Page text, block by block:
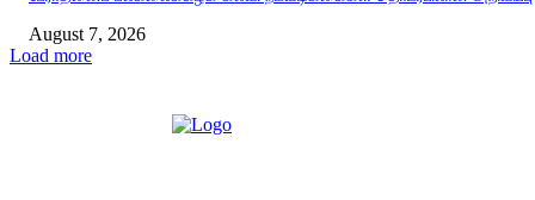
August 7, 2026
Load more